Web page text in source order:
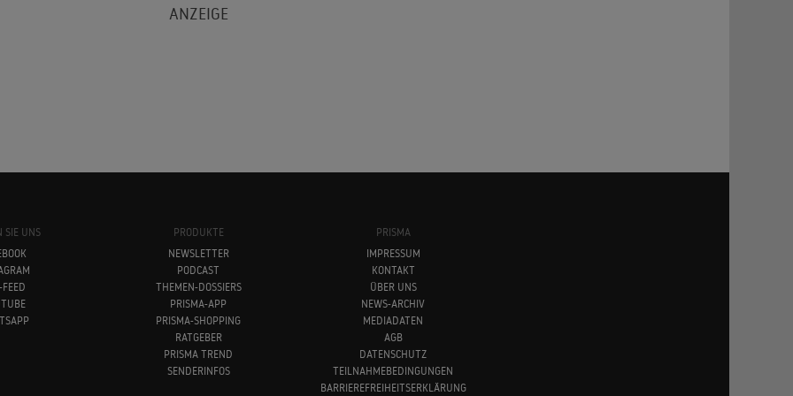
SIE UNS
FEED
PRODUKTE
NEWSLETTER
PODCAST
THEMEN-DOSSIERS
PRISMA-APP
PRISMA-SHOPPING
RATGEBER
PRISMA TREND
SENDERINFOS
PRISMA
IMPRESSUM
KONTAKT
ÜBER UNS
NEWS-ARCHIV
MEDIADATEN
AGB
DATENSCHUTZ
TEILNAHMEBEDINGUNGEN
BARRIEREFREIHEITSERKLÄRUNG